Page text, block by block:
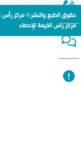
حقوق الطبع والنشر© مركز رأس
مركز راس الخيمة للإحصاء